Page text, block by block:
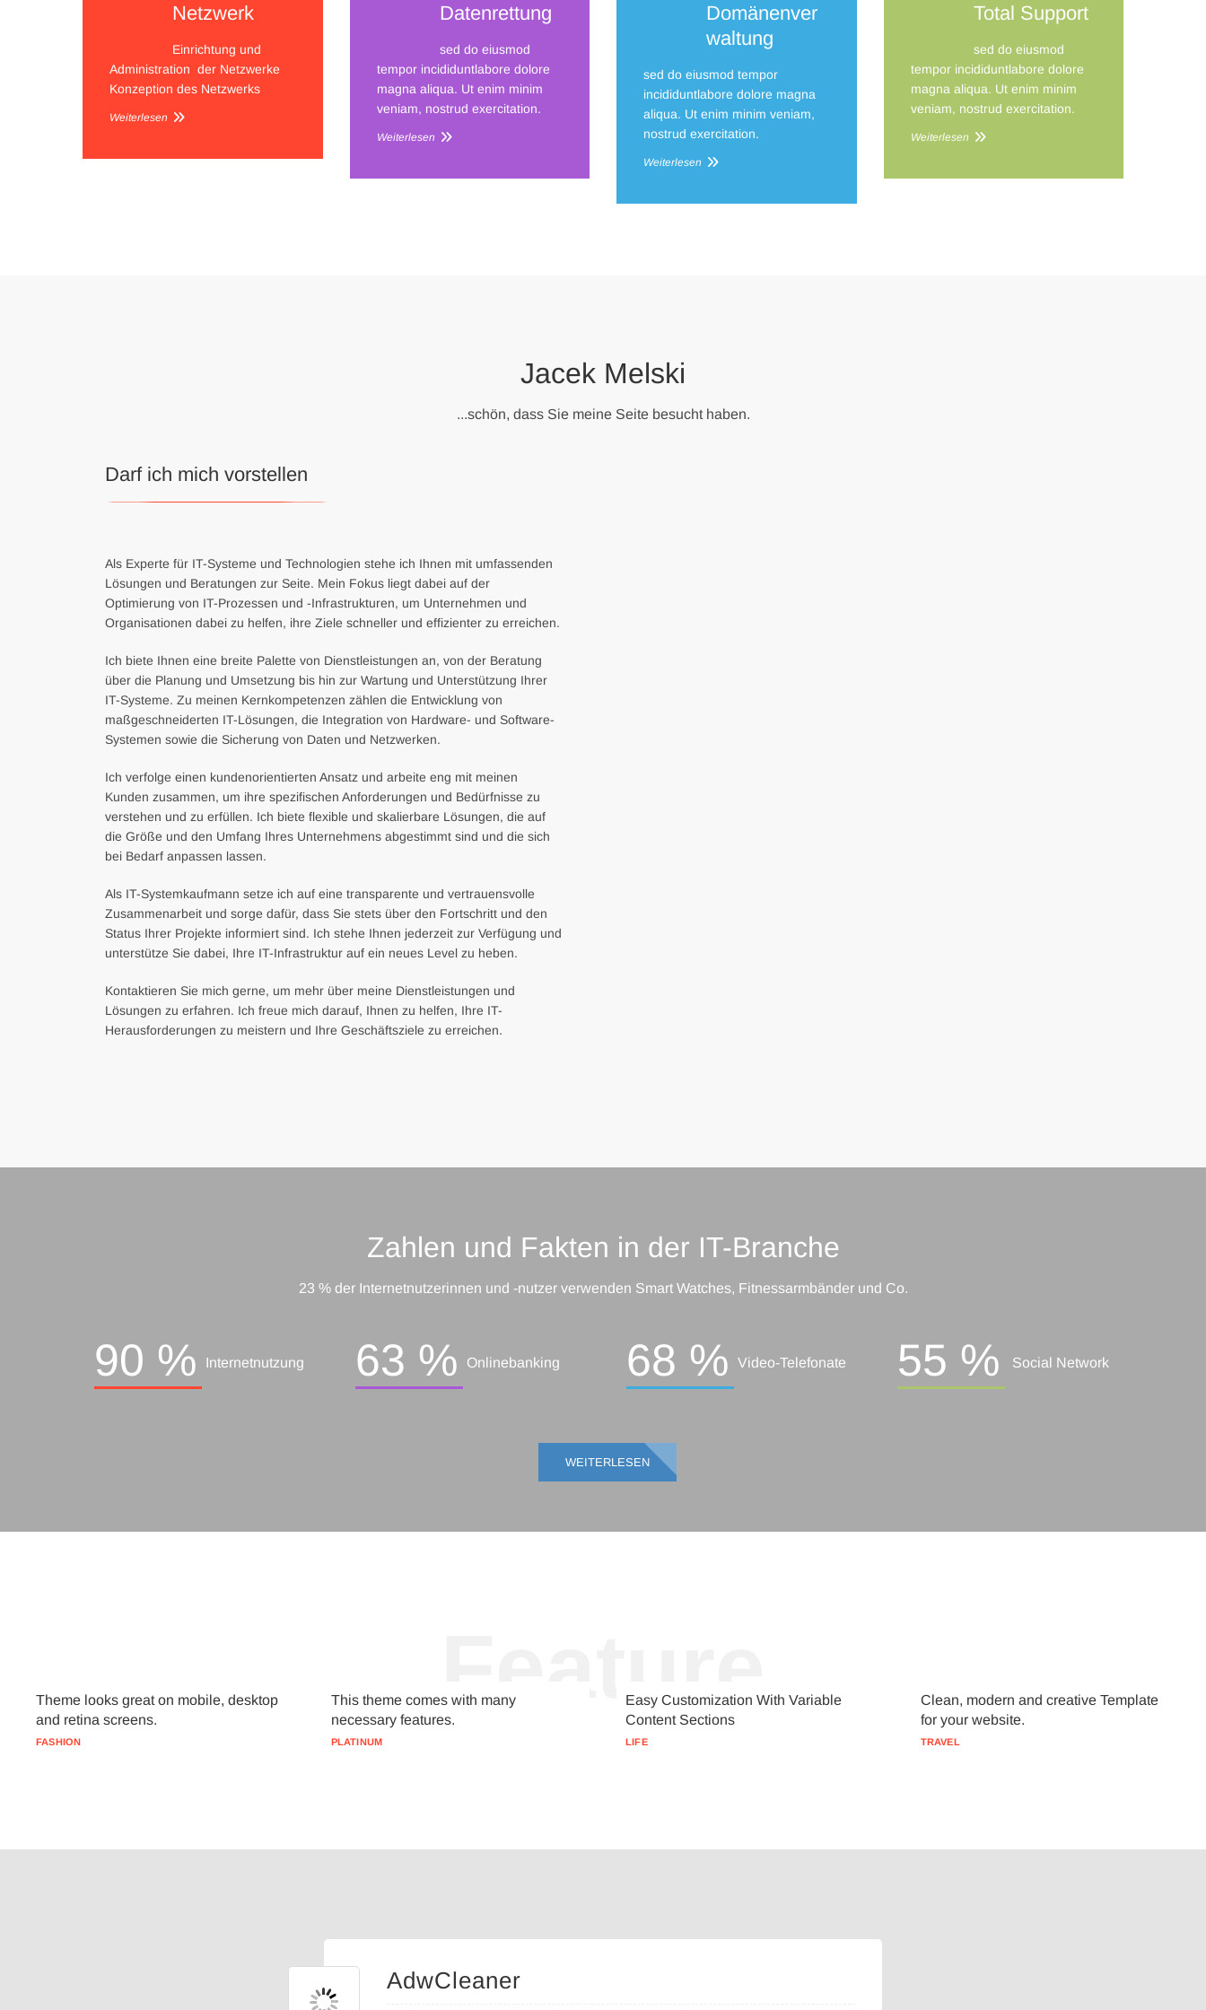
Netzwerk
Einrichtung und
Administration der Netzwerke
Konzeption des Netzwerks
Weiterlesen
Datenrettung
sed do eiusmod
tempor incididuntlabore dolore
magna aliqua. Ut enim minim
veniam, nostrud exercitation.
Weiterlesen
Domänenver
waltung
sed do eiusmod tempor
incididuntlabore dolore magna
aliqua. Ut enim minim veniam,
nostrud exercitation.
Weiterlesen
Total Support
sed do eiusmod
tempor incididuntlabore dolore
magna aliqua. Ut enim minim
veniam, nostrud exercitation.
Weiterlesen
Jacek Melski
...schön, dass Sie meine Seite besucht haben.
Darf ich mich vorstellen
Als Experte für IT-Systeme und Technologien stehe ich Ihnen mit umfassenden
Lösungen und Beratungen zur Seite. Mein Fokus liegt dabei auf der
Optimierung von IT-Prozessen und -Infrastrukturen, um Unternehmen und
Organisationen dabei zu helfen, ihre Ziele schneller und effizienter zu erreichen.
Ich biete Ihnen eine breite Palette von Dienstleistungen an, von der Beratung
über die Planung und Umsetzung bis hin zur Wartung und Unterstützung Ihrer
IT-Systeme. Zu meinen Kernkompetenzen zählen die Entwicklung von
maßgeschneiderten IT-Lösungen, die Integration von Hardware- und Software-
Systemen sowie die Sicherung von Daten und Netzwerken.
Ich verfolge einen kundenorientierten Ansatz und arbeite eng mit meinen
Kunden zusammen, um ihre spezifischen Anforderungen und Bedürfnisse zu
verstehen und zu erfüllen. Ich biete flexible und skalierbare Lösungen, die auf
die Größe und den Umfang Ihres Unternehmens abgestimmt sind und die sich
bei Bedarf anpassen lassen.
Als IT-Systemkaufmann setze ich auf eine transparente und vertrauensvolle
Zusammenarbeit und sorge dafür, dass Sie stets über den Fortschritt und den
Status Ihrer Projekte informiert sind. Ich stehe Ihnen jederzeit zur Verfügung und
unterstütze Sie dabei, Ihre IT-Infrastruktur auf ein neues Level zu heben.
Kontaktieren Sie mich gerne, um mehr über meine Dienstleistungen und
Lösungen zu erfahren. Ich freue mich darauf, Ihnen zu helfen, Ihre IT-
Herausforderungen zu meistern und Ihre Geschäftsziele zu erreichen.
Zahlen und Fakten in der IT-Branche
23 % der Internetnutzerinnen und -nutzer verwenden Smart Watches, Fitnessarmbänder und Co.
90 % Internetnutzung 63 % Onlinebanking 68 % Video-Telefonate 55 % Social Network
WEITERLESEN
Feature
Theme looks great on mobile, desktop
and retina screens.
FASHION
This theme comes with many
necessary features.
PLATINUM
Easy Customization With Variable
Content Sections
LIFE
Clean, modern and creative Template
for your website.
TRAVEL
AdwCleaner